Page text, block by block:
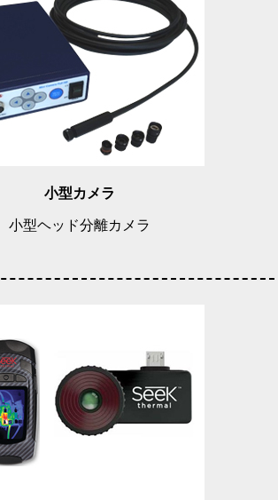
小型カメラ
小型ヘッド分離カメラ